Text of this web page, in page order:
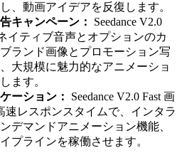
、動画アイデアを反復します。
キャンペーン：
Seedance V2.0
イティブ音声とオプションのカ
ランド画像とプロモーション写
大規模に魅力的なアニメーショ
ます。
ーション：
Seedance V2.0 Fast 画
速レスポンスタイムで、インタラ
デマンドアニメーション機能、
プラインを稼働させます。